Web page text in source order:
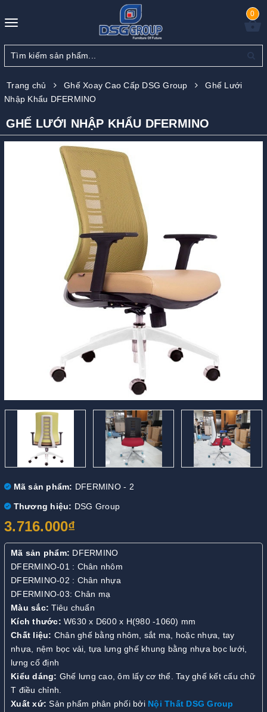
Toggle
0
Trang chủ Ghế Xoay Cao Cấp DSG Group
Ghế Lưới
Nhập Khẩu DFERMINO
GHẾ LƯỚI NHẬP KHẨU DFERMINO
Mã sản phẩm: DFERMINO - 2
Thương hiệu: DSG Group
3.716.000₫
Mã sản phẩm: DFERMINO
DFERMINO-01 : Chân nhôm
DFERMINO-02 : Chân nhựa
DFERMINO-03: Chân mạ
Màu sắc: Tiêu chuẩn
Kích thước: W630 x D600 x H(980 -1060) mm
Chất liệu: Chân ghế bằng nhôm, sắt mạ, hoặc nhựa, tay
nhựa, nệm bọc vải, tựa lưng ghế khung bằng nhựa bọc lưới,
lưng cố định
Kiểu dáng: Ghế lưng cao, ôm lấy cơ thể. Tay ghế kết cấu chữ
T điều chỉnh.
Xuất xứ: Sản phẩm phân phối bởi Nội Thất DSG Group